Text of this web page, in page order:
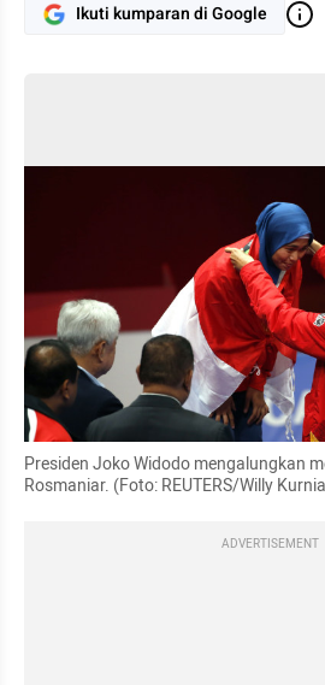
Ikuti kumparan di Google
Presiden Joko Widodo mengalungkan
Rosmaniar. (Foto: REUTERS/Willy
ADVERTISEMENT